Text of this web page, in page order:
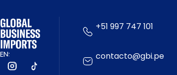
+51 997 747 101
contacto@gbi.pe